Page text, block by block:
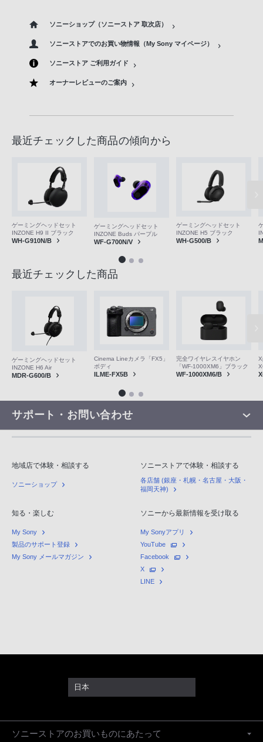
ソニーショップ（ソニーストア 取次店）
ソニーストアでのお買い物情報（My Sony マイページ）
ソニーストア ご利用ガイド
オーナーレビューのご案内
最近チェックした商品の傾向から
ゲーミングヘッドセット
INZONE H9 II ブラック
WH-G910N/B
ゲーミングヘッドセット
INZONE Buds パープル
WF-G700N/V
ゲーミングヘッドセット
INZONE H5 ブラック
WH-G500/B
最近チェックした商品
ゲーミングヘッドセット
INZONE H6 Air
MDR-G600/B
Cinema Lineカメラ「FX5」
ボディ
ILME-FX5B
完全ワイヤレスイヤホン
「WF-1000XM6」ブラック
WF-1000XM6/B
サポート・お問い合わせ
地域店で体験・相談する
ソニーショップ
ソニーストアで体験・相談する
各店舗 (銀座・札幌・名古屋・大阪・
福岡天神)
知る・楽しむ
My Sony
製品のサポート登録
My Sony メールマガジン
ソニーから最新情報を受け取る
My Sonyアプリ
YouTube
Facebook
X
LINE
日本
ソニーストアのお買いものにあたって